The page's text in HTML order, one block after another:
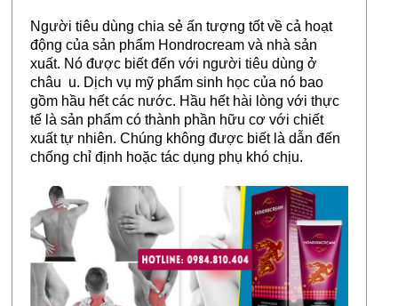
Người tiêu dùng chia sẻ ấn tượng tốt về cả hoạt
động của sản phẩm Hondrocream và nhà sản
xuất. Nó được biết đến với người tiêu dùng ở
châu u. Dịch vụ mỹ phẩm sinh học của nó bao
gồm hầu hết các nước. Hầu hết hài lòng với thực
tế là sản phẩm có thành phần hữu cơ với chiết
xuất tự nhiên. Chúng không được biết là dẫn đến
chống chỉ định hoặc tác dụng phụ khó chịu.